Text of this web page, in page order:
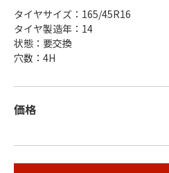
タイヤサイズ：165/45R16
タイヤ製造年：14
状態：要交換
穴数：4H
価格